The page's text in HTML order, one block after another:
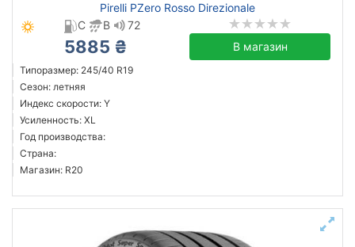
Pirelli PZero Rosso Direzionale
C
B 72
5885 ₴ В магазин
Типоразмер: 245/40 R19
Сезон: летняя
Индекс скорости: Y
Усиленность: XL
Год производства:
Страна:
Магазин: R20
Continental
Triangle
Hankook
Sailun
Goodyear
Pirelli